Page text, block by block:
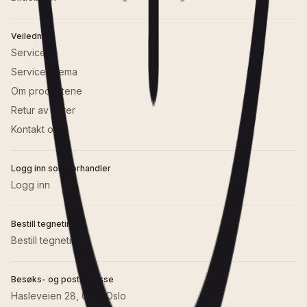
Veiledning
Service
Serviceskjema
Om produktene
Retur av varer
Kontakt oss
Logg inn som forhandler
Logg inn
Bestill tegnetime
Bestill tegnetime
Besøks- og postadresse
Hasleveien 28, 0571 Oslo